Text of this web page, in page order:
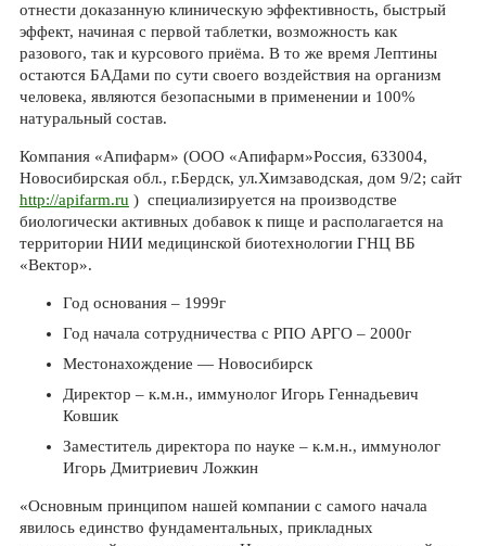
отнести доказанную клиническую эффективность, быстрый
эффект, начиная с первой таблетки, возможность как
разового, так и курсового приёма. В то же время Лептины
остаются БАДами по сути своего воздействия на организм
человека, являются безопасными в применении и 100%
натуральный состав.
Компания «Апифарм» (ООО «Апифарм»Россия, 633004,
Новосибирская обл., г.Бердск, ул.Химзаводская, дом 9/2; сайт
http://apifarm.ru ) специализируется на производстве
биологически активных добавок к пище и располагается на
территории НИИ медицинской биотехнологии ГНЦ ВБ
«Вектор».
Год основания – 1999г
Год начала сотрудничества с РПО АРГО – 2000г
Местонахождение — Новосибирск
Директор – к.м.н., иммунолог Игорь Геннадьевич
Ковшик
Заместитель директора по науке – к.м.н., иммунолог
Игорь Дмитриевич Ложкин
«Основным принципом нашей компании с самого начала
явилось единство фундаментальных, прикладных